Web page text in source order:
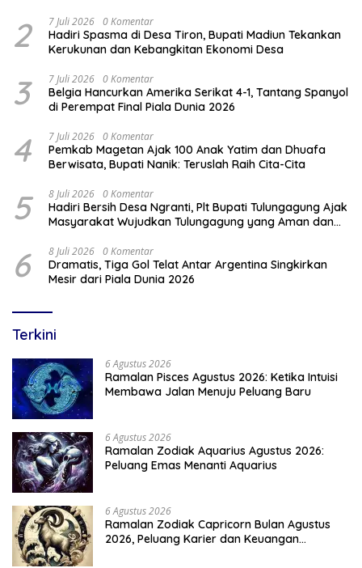
2 7 Juli 2026 0 Komentar
Hadiri Spasma di Desa Tiron, Bupati Madiun Tekankan
Kerukunan dan Kebangkitan Ekonomi Desa
3 7 Juli 2026 0 Komentar
Belgia Hancurkan Amerika Serikat 4-1, Tantang Spanyol
di Perempat Final Piala Dunia 2026
4 7 Juli 2026 0 Komentar
Pemkab Magetan Ajak 100 Anak Yatim dan Dhuafa
Berwisata, Bupati Nanik: Teruslah Raih Cita-Cita
5 8 Juli 2026 0 Komentar
Hadiri Bersih Desa Ngranti, Plt Bupati Tulungagung Ajak
Masyarakat Wujudkan Tulungagung yang Aman dan
6 8 Juli 2026 0 Komentar
Dramatis, Tiga Gol Telat Antar Argentina Singkirkan
Mesir dari Piala Dunia 2026
Terkini
6 Agustus 2026
Ramalan Pisces Agustus 2026: Ketika Intuisi
Membawa Jalan Menuju Peluang Baru
6 Agustus 2026
Ramalan Zodiak Aquarius Agustus 2026:
Peluang Emas Menanti Aquarius
6 Agustus 2026
Ramalan Zodiak Capricorn Bulan Agustus
2026, Peluang Karier dan Keuangan